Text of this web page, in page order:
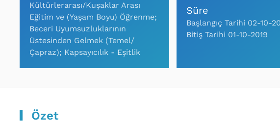
Kültürlerarası/Kuşaklar Arası
Eğitim ve (Yaşam Boyu) Öğrenme;
Beceri Uyumsuzluklarının
Üstesinden Gelmek (Temel/
Çapraz); Kapsayıcılık - Eşitlik
Süre
Başlangıç Tarihi 02-10-
Bitiş Tarihi 01-10-2019
Özet